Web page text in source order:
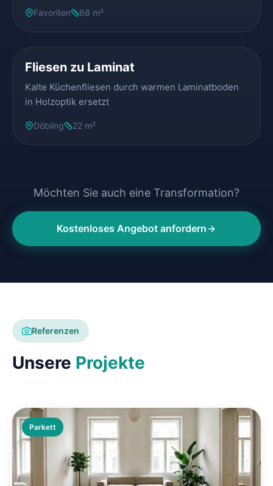
Favoriten 68 m²
Fliesen zu Laminat
Kalte Küchenfliesen durch warmen Laminatboden
in Holzoptik ersetzt
Döbling 22 m²
Möchten Sie auch eine Transformation?
Kostenloses Angebot anfordern
Referenzen
Unsere Projekte
Parkett